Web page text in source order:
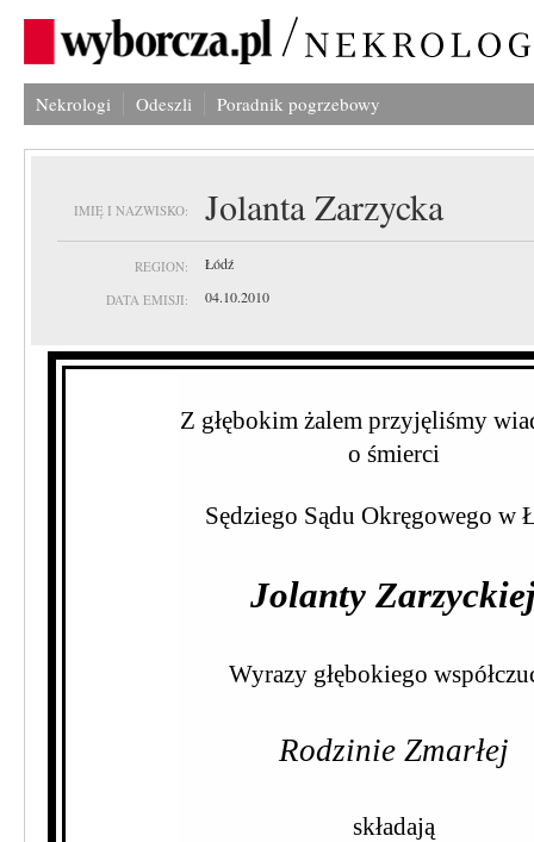
Nekrologi Odeszli Poradnik pogrzebowy
IMIĘ I NAZWISKO: Jolanta Zarzycka
REGION: Łódź
DATA EMISJI: 04.10.2010
Z głębokim żalem przyjęliśmy
o śmierci
Sędziego Sądu Okręgowego w
Jolanty
Wyrazy głębokiego
Rodzinie Zmarłej
składają